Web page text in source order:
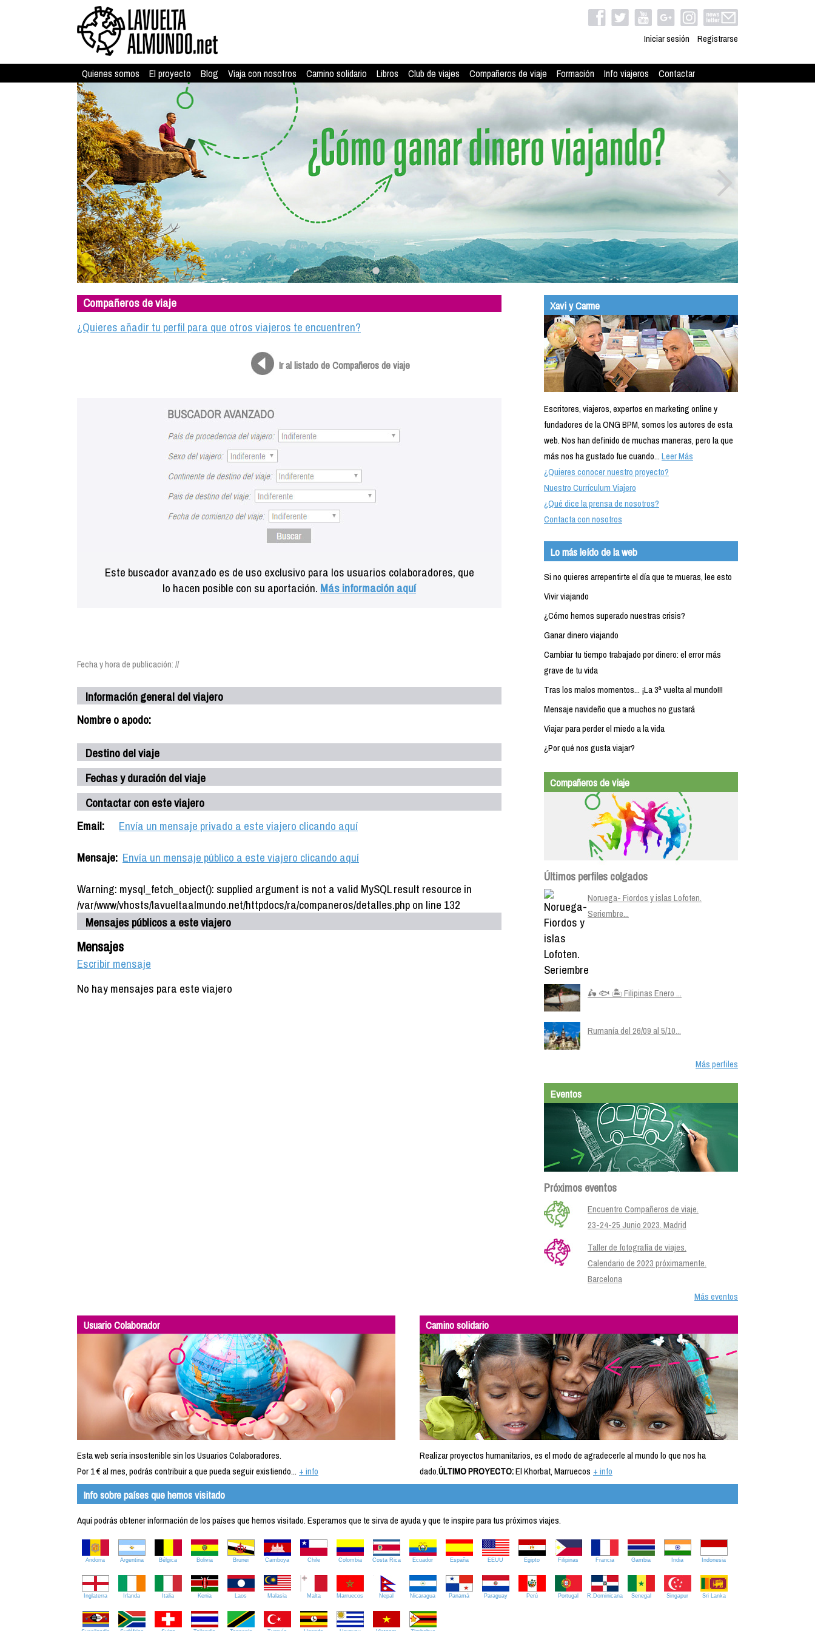
Iniciar sesión Registrarse
Quienes somos El proyecto Blog Viaja con nosotros Camino solidario Libros Club de viajes Compañeros de viaje Formación Info viajeros Contactar
Compañeros de viaje
¿Quieres añadir tu perfil para que otros viajeros te encuentren?
Ir al listado de Compañeros de viaje
Este buscador avanzado es de uso exclusivo para los usuarios colaboradores, que
lo hacen posible con su aportación. Más información aquí
Fecha y hora de publicación: //
Información general del viajero
Nombre o apodo:
Destino del viaje
Fechas y duración del viaje
Contactar con este viajero
Email:
Envía un mensaje privado a este viajero clicando aquí
Mensaje: Envía un mensaje público a este viajero clicando aquí
Warning: mysql_fetch_object(): supplied argument is not a valid MySQL result resource in
/var/www/vhosts/lavueltaalmundo.net/httpdocs/ra/companeros/detalles.php on line 132
Mensajes públicos a este viajero
Mensajes
Escribir mensaje
No hay mensajes para este viajero
Xavi y Carme
Escritores, viajeros, expertos en marketing online y
fundadores de la ONG BPM, somos los autores de esta
web. Nos han definido de muchas maneras, pero la que
más nos ha gustado fue cuando...Leer Más
¿Quieres conocer nuestro proyecto?
Nuestro Currículum Viajero
¿Qué dice la prensa de nosotros?
Contacta con nosotros
Lo más leído de la web
Si no quieres arrepentirte el día que te mueras, lee esto
Vivir viajando
¿Cómo hemos superado nuestras crisis?
Ganar dinero viajando
Cambiar tu tiempo trabajado por dinero: el error más
grave de tu vida
Tras los malos momentos... ¡La 3ª vuelta al mundo!!!
Mensaje navideño que a muchos no gustará
Viajar para perder el miedo a la vida
¿Por qué nos gusta viajar?
Compañeros de viaje
Últimos perfiles colgados
Noruega- Fiordos y islas Lofoten.
Seriembre...
🛵 🐟 🏝️ Filipinas Enero ...
Rumanía del 26/09 al 5/10...
Más perfiles
Eventos
Próximos eventos
Encuentro Compañeros de viaje.
23-24-25 Junio 2023. Madrid
Taller de fotografía de viajes.
Calendario de 2023 próximamente.
Barcelona
Más eventos
Usuario Colaborador
Esta web sería insostenible sin los Usuarios Colaboradores.
Por 1 € al mes, podrás contribuir a que pueda seguir existiendo... + info
Camino solidario
Realizar proyectos humanitarios, es el modo de agradecerle al mundo lo que nos ha
dado.ÚLTIMO PROYECTO:El Khorbat, Marruecos + info
Info sobre países que hemos visitado
Aquí podrás obtener información de los países que hemos visitado. Esperamos que te sirva de ayuda y que te inspire para tus próximos viajes.
Andorra Argentina Bélgica Bolivia Brunei Camboya Chile Colombia Costa Rica Ecuador España EEUU Egipto Filipinas Francia Gambia India Indonesia
Inglaterra Irlanda Italia Kenia Laos Malasia Malta Marruecos Nepal Nicaragua Panamá Paraguay Perú Portugal R.Dominicana Senegal Singapur Sri Lanka